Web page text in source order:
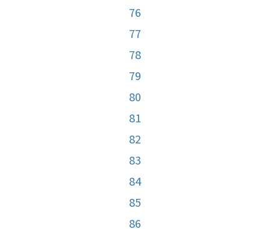
76
77
78
79
80
81
82
83
84
85
86